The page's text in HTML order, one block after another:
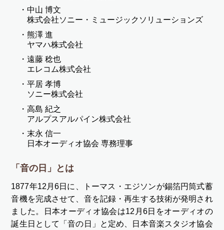
中山 博文
株式会社ソニー・ミュージックソリューションズ
熊澤 進
ヤマハ株式会社
遠藤 稔也
エレコム株式会社
平居 孝博
ソニー株式会社
高島 紀之
アルプスアルパイン株式会社
末永 信一
日本オーディオ協会 専務理事
「音の日」とは
1877年12月6日に、トーマス・エジソンが錫箔円筒式蓄
音機を完成させて、音を記録・再生する技術が発明され
ました。日本オーディオ協会は12月6日をオーディオの
誕生日として「音の日」と定め、日本音楽スタジオ協会